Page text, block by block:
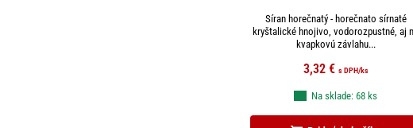
Síran horečnatý - horečnato sírnaté
kryštalické hnojivo, vodorozpustné, aj
kvapkovú závlahu...
3,32 € s DPH/ks
Na sklade: 68 ks